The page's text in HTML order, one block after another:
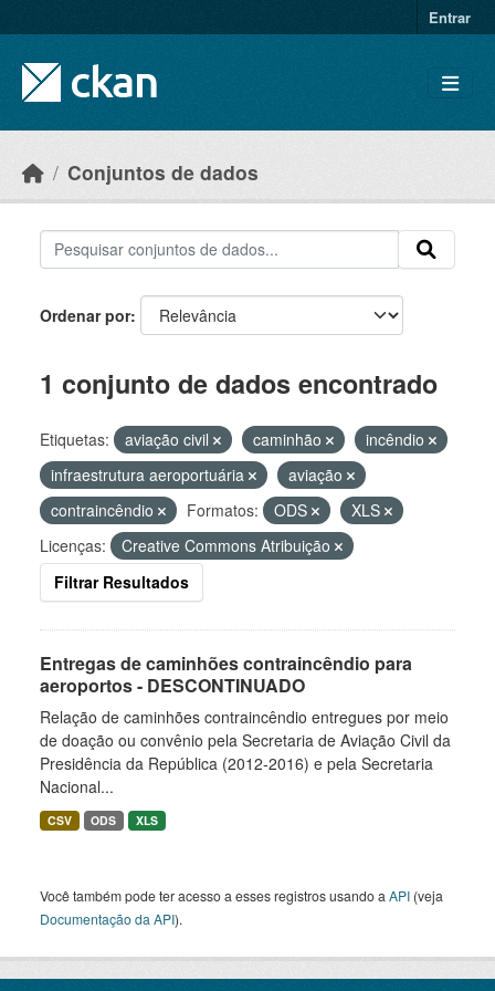
Entrar
Conjuntos de dados
Ordenar por
1 conjunto de dados encontrado
Etiquetas: aviação civil caminhão
incêndio
infraestrutura aeroportuária
aviação
contraincêndio
Formatos: ODS
XLS
Licenças:
Creative Commons Atribuição
Filtrar Resultados
Entregas de caminhões contraincêndio para
aeroportos - DESCONTINUADO
Relação de caminhões contraincêndio entregues por meio
de doação ou convênio pela Secretaria de Aviação Civil da
Presidência da República (2012-2016) e pela Secretaria
Nacional...
CSV ODS XLS
Você também pode ter acesso a esses registros usando a API (veja
Documentação da API).